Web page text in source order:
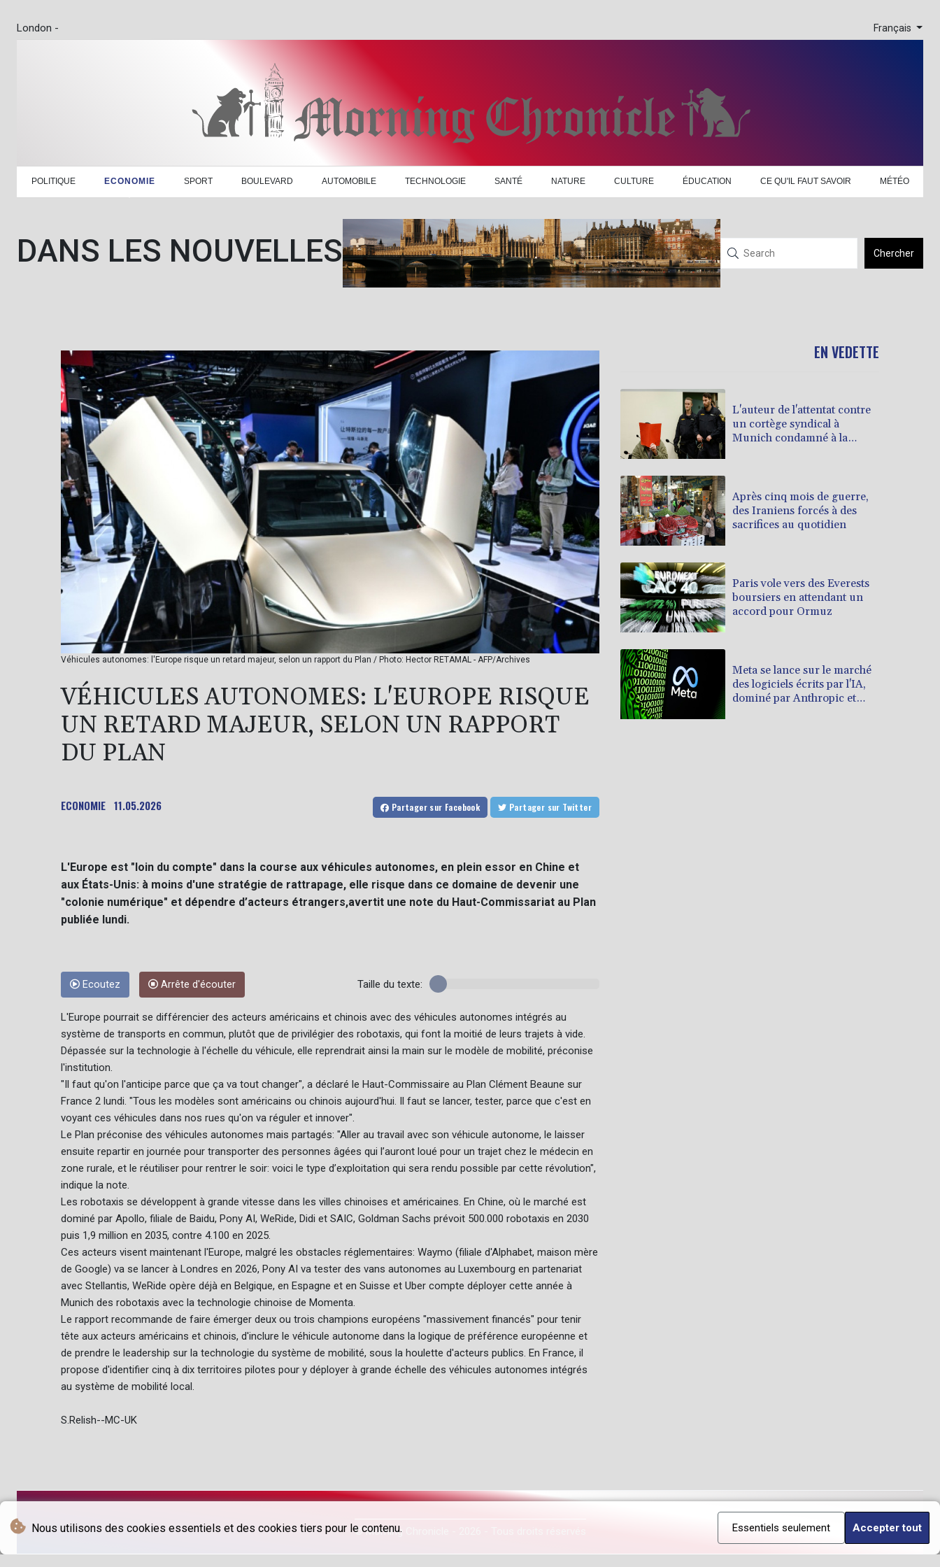
Nous utilisons des cookies essentiels et des cookies tiers pour le contenu. Essentiels seulement Accepter tout
London - Français
POLITIQUE ECONOMIE SPORT BOULEVARD AUTOMOBILE TECHNOLOGIE SANTÉ NATURE CULTURE ÉDUCATION CE QU'IL FAUT SAVOIR MÉTÉO
DANS LES NOUVELLES Chercher
Véhicules autonomes: l'Europe risque un retard majeur, selon un rapport du Plan / Photo: Hector RETAMAL - AFP/Archives
VÉHICULES AUTONOMES: L'EUROPE RISQUE
UN RETARD MAJEUR, SELON UN RAPPORT
DU PLAN
ECONOMIE 11.05.2026 Partager sur Facebook Partager sur Twitter
L'Europe est "loin du compte" dans la course aux véhicules autonomes, en plein essor en Chine et
aux États-Unis: à moins d'une stratégie de rattrapage, elle risque dans ce domaine de devenir une
"colonie numérique" et dépendre d’acteurs étrangers,avertit une note du Haut-Commissariat au Plan
publiée lundi.
Ecoutez Arrête d'écouter Taille du texte:
L'Europe pourrait se différencier des acteurs américains et chinois avec des véhicules autonomes intégrés au
système de transports en commun, plutôt que de privilégier des robotaxis, qui font la moitié de leurs trajets à vide.
Dépassée sur la technologie à l'échelle du véhicule, elle reprendrait ainsi la main sur le modèle de mobilité, préconise
l'institution.
"Il faut qu'on l'anticipe parce que ça va tout changer", a déclaré le Haut-Commissaire au Plan Clément Beaune sur
France 2 lundi. "Tous les modèles sont américains ou chinois aujourd'hui. Il faut se lancer, tester, parce que c'est en
voyant ces véhicules dans nos rues qu'on va réguler et innover".
Le Plan préconise des véhicules autonomes mais partagés: "Aller au travail avec son véhicule autonome, le laisser
ensuite repartir en journée pour transporter des personnes âgées qui l’auront loué pour un trajet chez le médecin en
zone rurale, et le réutiliser pour rentrer le soir: voici le type d’exploitation qui sera rendu possible par cette révolution",
indique la note.
Les robotaxis se développent à grande vitesse dans les villes chinoises et américaines. En Chine, où le marché est
dominé par Apollo, filiale de Baidu, Pony AI, WeRide, Didi et SAIC, Goldman Sachs prévoit 500.000 robotaxis en 2030
puis 1,9 million en 2035, contre 4.100 en 2025.
Ces acteurs visent maintenant l'Europe, malgré les obstacles réglementaires: Waymo (filiale d'Alphabet, maison mère
de Google) va se lancer à Londres en 2026, Pony AI va tester des vans autonomes au Luxembourg en partenariat
avec Stellantis, WeRide opère déjà en Belgique, en Espagne et en Suisse et Uber compte déployer cette année à
Munich des robotaxis avec la technologie chinoise de Momenta.
Le rapport recommande de faire émerger deux ou trois champions européens "massivement financés" pour tenir
tête aux acteurs américains et chinois, d'inclure le véhicule autonome dans la logique de préférence européenne et
de prendre le leadership sur la technologie du système de mobilité, sous la houlette d'acteurs publics. En France, il
propose d'identifier cinq à dix territoires pilotes pour y déployer à grande échelle des véhicules autonomes intégrés
au système de mobilité local.
S.Relish--MC-UK
EN VEDETTE
L'auteur de l'attentat contre
un cortège syndical à
Munich condamné à la
Après cinq mois de guerre,
des Iraniens forcés à des
sacrifices au quotidien
Paris vole vers des Everests
boursiers en attendant un
accord pour Ormuz
Meta se lance sur le marché
des logiciels écrits par l'IA,
dominé par Anthropic et
© Morning Chronicle - 2026 - Tous droits réservés